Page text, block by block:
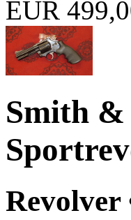
EUR
Smith &
Revolver